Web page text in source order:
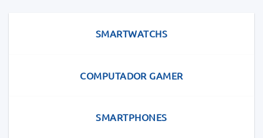
SMARTWATCHS
COMPUTADOR GAMER
SMARTPHONES